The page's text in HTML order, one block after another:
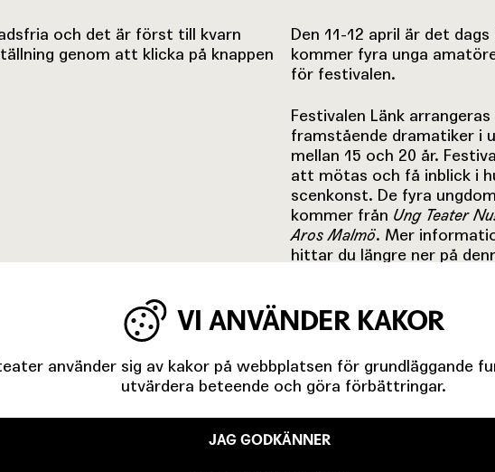
och det är först till kvarn
genom att klicka på knappen
Den 11-12 april är det
kommer fyra unga
för festivalen.
Festivalen Länk
framstående dramatiker i
mellan 15 och 20 år.
att mötas och få inblick i
scenkonst. De fyra
kommer från Ung Teater
Aros Malmö. Mer
hittar du längre ner på
Skånes LÄNK-festival
Riksteatern Skåne.
VI ANVÄNDER KAKOR
använder sig av kakor på webbplatsen för grundläggande
utvärdera beteende och göra förbättringar.
JAG GODKÄNNER